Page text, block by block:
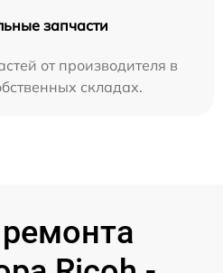
запчасти
от производителя в
складах.